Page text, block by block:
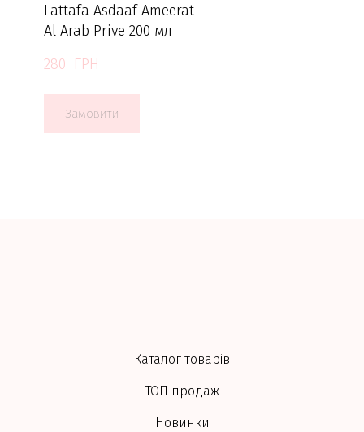
Lattafa Asdaaf Ameerat
Al Arab Prive 200 мл
280  ГРН
Замовити
Каталог товарів
ТОП продаж
Новинки